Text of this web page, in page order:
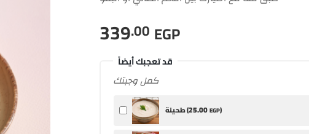
339.00 EGP
قد تعجبك أيضاً
كمل وجبتك
طحينة (25.00EGP)